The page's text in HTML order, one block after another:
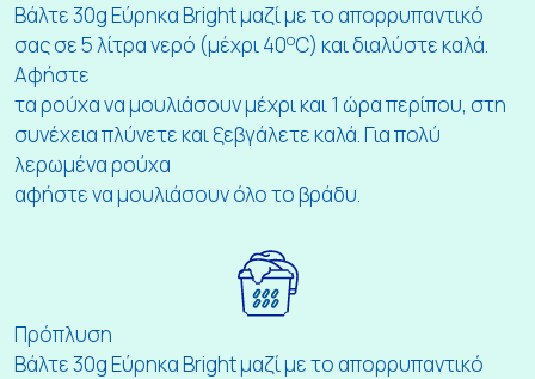
Βάλτε 30g Εύρηκα Bright μαζί με το απορρυπαντικό
σας σε 5 λίτρα νερό (μέχρι 40οC) και διαλύστε καλά.
Αφήστε
τα ρούχα να μουλιάσουν μέχρι και 1 ώρα περίπου, στη
συνέχεια πλύνετε και ξεβγάλετε καλά. Για πολύ
λερωμένα ρούχα
αφήστε να μουλιάσουν όλο το βράδυ.
Πρόπλυση
Βάλτε 30g Εύρηκα Bright μαζί με το απορρυπαντικό